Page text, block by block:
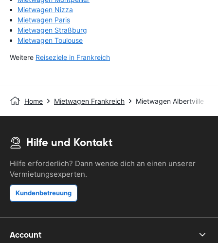
Mietwagen Nizza
Mietwagen Paris
Mietwagen Straßburg
Mietwagen Toulouse
Weitere Reiseziele in Frankreich
Home Mietwagen Frankreich Mietwagen Albertville
Hilfe und Kontakt
Hilfe erforderlich? Dann wende dich an einen unserer
Vermietungsexperten.
Kundenbetreuung
Account